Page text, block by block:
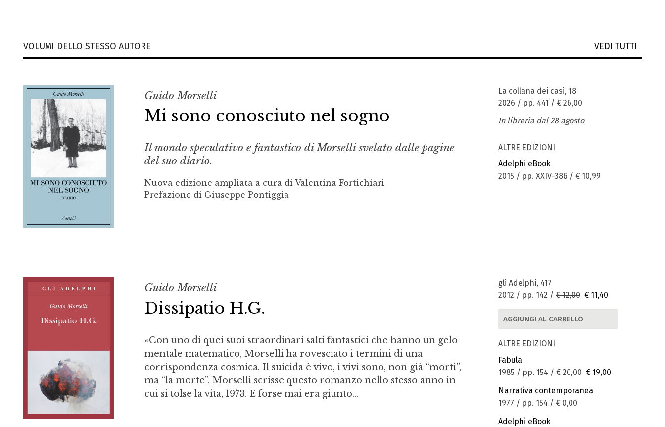
VOLUMI DELLO STESSO AUTORE VEDI TUTTI
Guido Morselli
Mi sono conosciuto nel sogno
Il mondo speculativo e fantastico di Morselli svelato dalle pagine
del suo diario.
Nuova edizione ampliata a cura di Valentina Fortichiari
Prefazione di Giuseppe Pontiggia
La collana dei casi, 18
2026 / pp. 441 / € 26,00
In libreria dal 28 agosto
ALTRE EDIZIONI
Adelphi eBook
2015 / pp. XXIV-386 / € 10,99
Guido Morselli
Dissipatio H.G.
«Con uno di quei suoi straordinari salti fantastici che hanno un gelo
mentale matematico, Morselli ha rovesciato i termini di una
corrispondenza cosmica. Il suicida è vivo, i vivi sono, non già “morti”,
ma “la morte”. Morselli scrisse questo romanzo nello stesso anno in
cui si tolse la vita, 1973. E forse mai era giunto...
gli Adelphi, 417
2012 / pp. 142 / € 12,00 € 11,40
AGGIUNGI AL CARRELLO
ALTRE EDIZIONI
Fabula
1985 / pp. 154 / € 20,00 € 19,00
Narrativa contemporanea
1977 / pp. 154 / € 0,00
Adelphi eBook